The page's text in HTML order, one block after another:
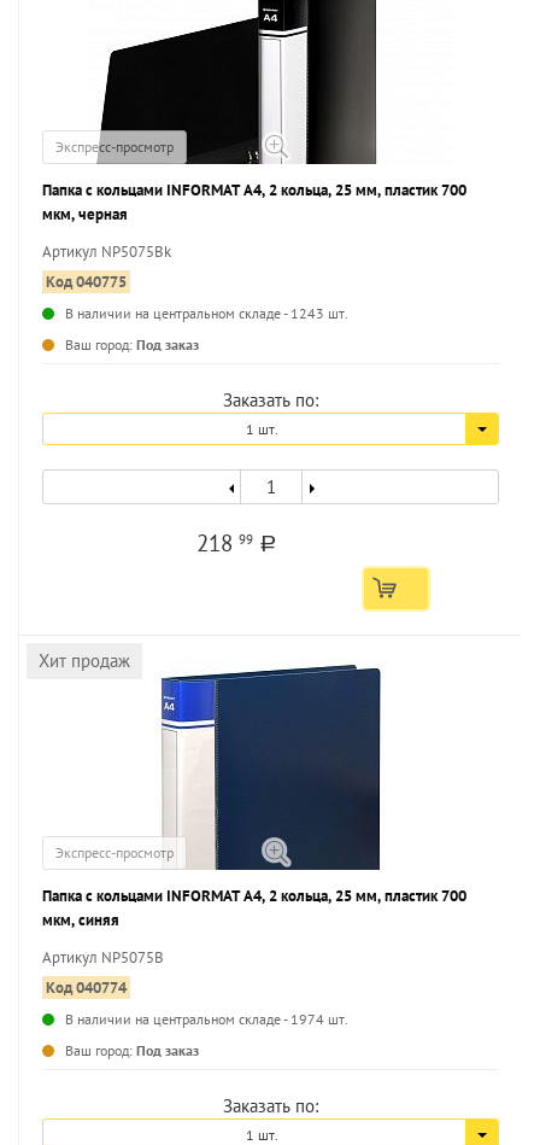
Экспресс-просмотр
Папка с кольцами INFORMAT А4, 2 кольца, 25 мм, пластик 700
мкм, черная
Артикул NP5075Bk
Код 040775
В наличии на центральном складе - 1243 шт.
Ваш город: Под заказ
Заказать по:
1 шт.
21899 a
Хит продаж
Экспресс-просмотр
Папка с кольцами INFORMAT А4, 2 кольца, 25 мм, пластик 700
мкм, синяя
Артикул NP5075B
Код 040774
В наличии на центральном складе - 1974 шт.
Ваш город: Под заказ
Заказать по:
1 шт.